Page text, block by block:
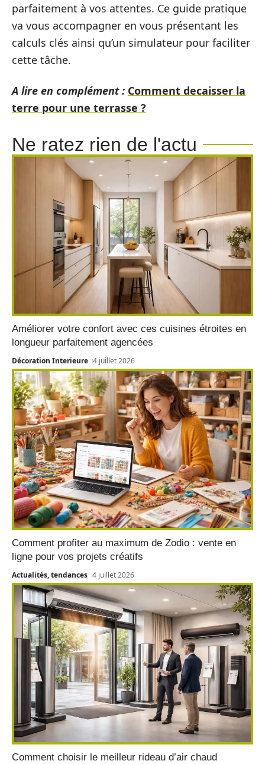
parfaitement à vos attentes. Ce guide pratique
va vous accompagner en vous présentant les
calculs clés ainsi qu’un simulateur pour faciliter
cette tâche.
A lire en complément : Comment decaisser la
terre pour une terrasse ?
Ne ratez rien de l'actu
Améliorer votre confort avec ces cuisines étroites en
longueur parfaitement agencées
Décoration Interieure 4 juillet 2026
Comment profiter au maximum de Zodio : vente en
ligne pour vos projets créatifs
Actualités, tendances 4 juillet 2026
Comment choisir le meilleur rideau d’air chaud